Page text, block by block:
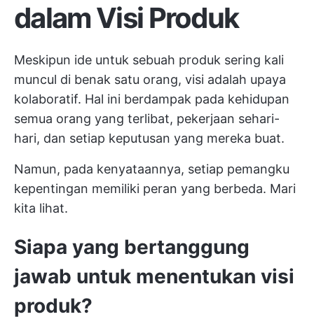
dalam Visi Produk
Meskipun ide untuk sebuah produk sering kali
muncul di benak satu orang, visi adalah upaya
kolaboratif. Hal ini berdampak pada kehidupan
semua orang yang terlibat, pekerjaan sehari-
hari, dan setiap keputusan yang mereka buat.
Namun, pada kenyataannya, setiap pemangku
kepentingan memiliki peran yang berbeda. Mari
kita lihat.
Siapa yang bertanggung
jawab untuk menentukan visi
produk?